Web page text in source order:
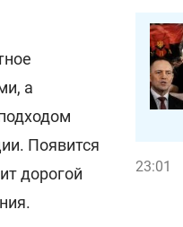
а
Появится
дорогой
23:01